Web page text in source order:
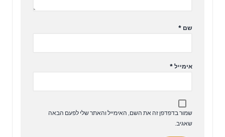
שם *
אימייל *
שמור בדפדפן זה את השם, האימייל והאתר שלי לפעם הבאה
שאגיב.